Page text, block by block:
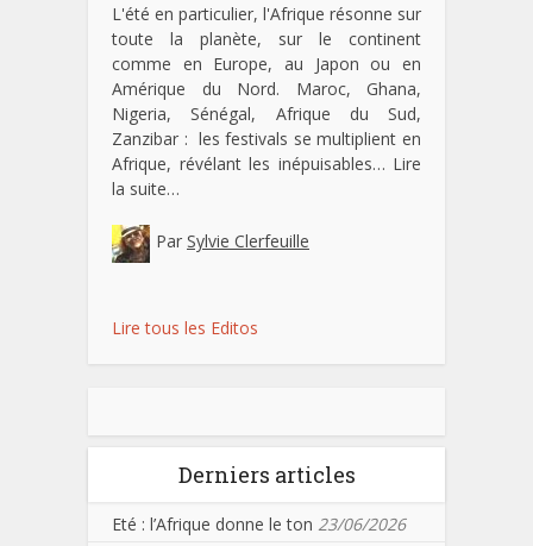
L'été en particulier, l'Afrique résonne sur
toute la planète, sur le continent
comme en Europe, au Japon ou en
Amérique du Nord. Maroc, Ghana,
Nigeria, Sénégal, Afrique du Sud,
Zanzibar : les festivals se multiplient en
Afrique, révélant les inépuisables… Lire
la suite…
Par Sylvie Clerfeuille
Lire tous les Editos
Derniers articles
Eté : l’Afrique donne le ton 23/06/2026